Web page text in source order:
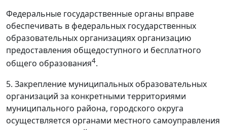
Федеральные государственные органы вправе
обеспечивать в федеральных государственных
образовательных организациях организацию
предоставления общедоступного и бесплатного
общего образования4.
5. Закрепление муниципальных образовательных
организаций за конкретными территориями
муниципального района, городского округа
осуществляется органами местного самоуправления